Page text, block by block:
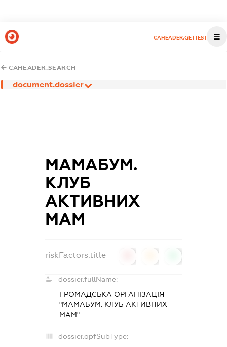
CAHEADER.GETTEST
CAHEADER.SEARCH
document.dossier
МАМАБУМ.
КЛУБ
АКТИВНИХ
МАМ
riskFactors.title
dossier.fullName:
ГРОМАДСЬКА ОРГАНІЗАЦІЯ
"МАМАБУМ. КЛУБ АКТИВНИХ
МАМ"
dossier.opfSubType: